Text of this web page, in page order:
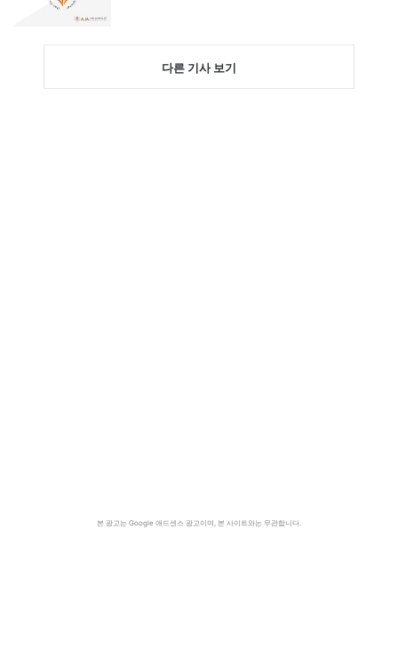
다른 기사 보기
본 광고는 Google 애드센스 광고이며, 본 사이트와는 무관합니다.